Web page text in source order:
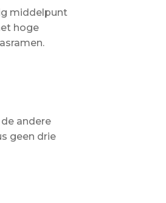
middelpunt
hoge
andere
geen drie